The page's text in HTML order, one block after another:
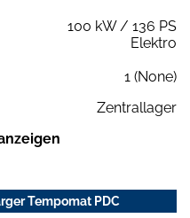
100 kW / 136 PS
Elektro
1 (None)
Zentrallager
Tempomat PDC